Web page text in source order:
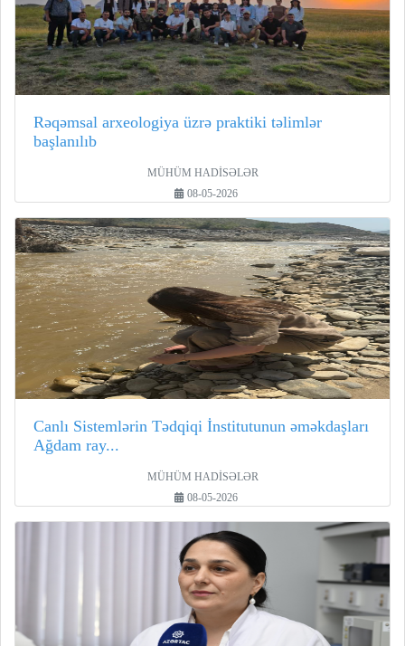
Rəqəmsal arxeologiya üzrə praktiki təlimlər
başlanılıb
MÜHÜM HADİSƏLƏR
08-05-2026
Canlı Sistemlərin Tədqiqi İnstitutunun əməkdaşları
Ağdam ray...
MÜHÜM HADİSƏLƏR
08-05-2026